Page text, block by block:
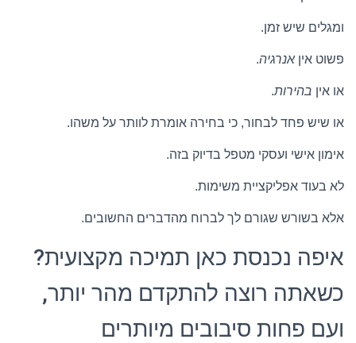
ומגלים שיש זמן.
פשוט איןאנרגיה.
או אין בהירות.
או שיש פחד לבחור, כי בחירה אומרת לוותר על משהו.
אימון אישי ועסקי מטפל בדיוק בזה.
לא בעוד אפליקציית משימות.
אלא בשורש שגורם לך לברוח מהדברים החשובים.
איפה נכנסת כאן תמיכה מקצועית?
כשאתה רוצה להתקדם מהר יותר,
ועם פחות סיבובים מיותרים